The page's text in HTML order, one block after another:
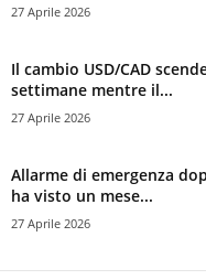
27 Aprile 2026
Il cambio USD/CAD
settimane mentre il...
27 Aprile 2026
Allarme di emergenza
ha visto un mese...
27 Aprile 2026